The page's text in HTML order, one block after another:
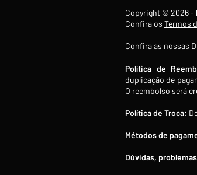
Arábia Saudita
para ataques
iraniana
Copyright © 2026 -
Confira os Termos
Confira as nossas
Política de
duplicação de
O reembolso será
Política de Troca:
Métodos de
Dúvidas,